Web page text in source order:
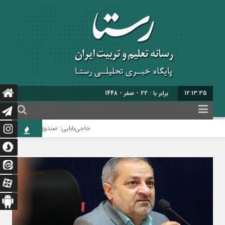
12:13:37 برابر با : Thursday
حاجی‌بابایی: صندوق ذخیره فرهنگیان نیازمند